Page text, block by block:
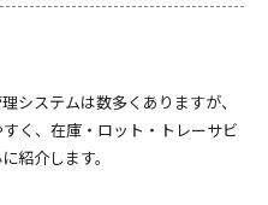
システムは数多くありますが、
く、在庫・ロット・トレーサビ
紹介します。